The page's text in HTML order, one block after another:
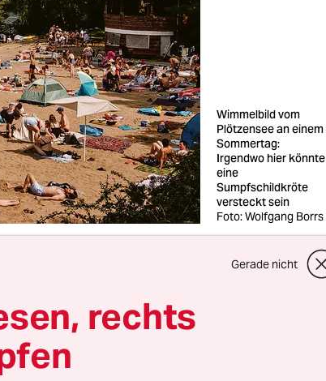
Wimmelbild vom
Plötzensee an einem
Sommertag:
Irgendwo hier könnte
eine
Sumpfschildkröte
versteckt sein
Foto: Wolfgang Borrs
Badegäste im
hat sich das Tier
Gerade nicht
rechts